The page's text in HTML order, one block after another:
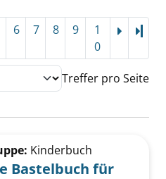
6 7 8 9
1
0
Treffer pro Seite
von Das neue Bastelbuch
Kinderbuch
Bastelbuch für